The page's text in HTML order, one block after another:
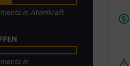
in Atomkraft
in